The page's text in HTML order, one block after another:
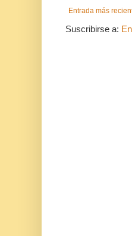
Entrada más
Suscribirse a: